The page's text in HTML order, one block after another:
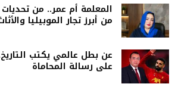
المعلمة أم عمر.. من
من أبرز تجار الموبيليا
عن بطل عالمي يكتب
على رسالة المحاماة